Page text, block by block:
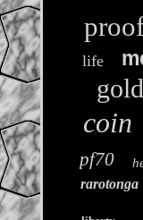
life
gold
coin
pf70
rarotonga